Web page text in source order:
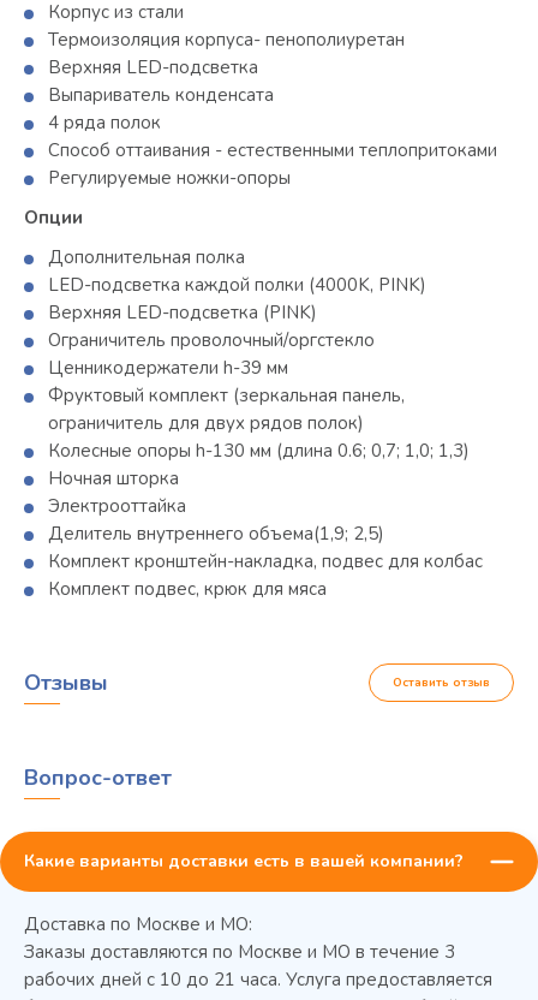
Корпус из стали
Термоизоляция корпуса- пенополиуретан
Верхняя LED-подсветка
Выпариватель конденсата
4 ряда полок
Способ оттаивания - естественными теплопритоками
Регулируемые ножки-опоры
Опции
Дополнительная полка
LED-подсветка каждой полки (4000K, PINK)
Верхняя LED-подсветка (PINK)
Ограничитель проволочный/оргстекло
Ценникодержатели h-39 мм
Фруктовый комплект (зеркальная панель,
ограничитель для двух рядов полок)
Колесные опоры h-130 мм (длина 0.6; 0,7; 1,0; 1,3)
Ночная шторка
Электрооттайка
Делитель внутреннего объема(1,9; 2,5)
Комплект кронштейн-накладка, подвес для колбас
Комплект подвес, крюк для мяса
Отзывы Оставить отзыв
Вопрос-ответ
Какие варианты доставки есть в вашей компании?
Доставка по Москве и МО:
Заказы доставляются по Москве и МО в течение 3
рабочих дней с 10 до 21 часа. Услуга предоставляется